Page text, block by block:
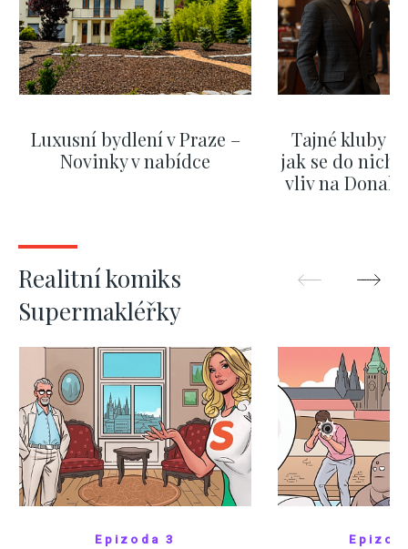
Luxusní bydlení v Praze –
Novinky v nabídce
Tajné kluby
jak se do nich
vliv na
Realitní komiks
Supermakléřky
Epizoda 3